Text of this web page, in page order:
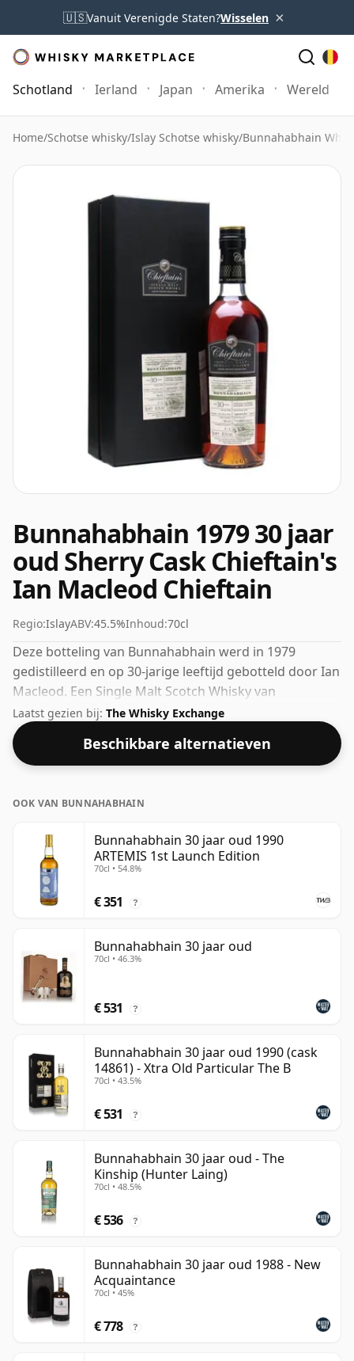
🇺🇸Vanuit Verenigde Staten?Wisselen ×
Schotland Ierland Japan Amerika Wereld
Home/Schotse whisky/Islay Schotse whisky/Bunnahabhain
Bunnahabhain 1979 30 jaar
oud Sherry Cask Chieftain's
Ian Macleod Chieftain
Regio:IslayABV:45.5%Inhoud:70cl
Deze botteling van Bunnahabhain werd in 1979
gedistilleerd en op 30-jarige leeftijd gebotteld door Ian
Macleod. Een Single Malt Scotch Whisky van
Bunnahabhain-distilleerderij, gelegen in de Islay-regio
van Schotland. 45,5% wordt door velen beschouwd als
een goede ABV om het 'mondgevoel' en de volle
smaak van whisky te ervaren.
Laatst gezien bij: The Whisky Exchange
Beschikbare alternatieven
OOK VAN BUNNAHABHAIN
Bunnahabhain 30 jaar oud 1990
ARTEMIS 1st Launch Edition
70cl • 54.8%
€ 351 ?
Bunnahabhain 30 jaar oud
70cl • 46.3%
€ 531 ?
Bunnahabhain 30 jaar oud 1990 (cask
14861) - Xtra Old Particular The B
70cl • 43.5%
€ 531 ?
Bunnahabhain 30 jaar oud - The
Kinship (Hunter Laing)
70cl • 48.5%
€ 536 ?
Bunnahabhain 30 jaar oud 1988 - New
Acquaintance
70cl • 45%
€ 778 ?